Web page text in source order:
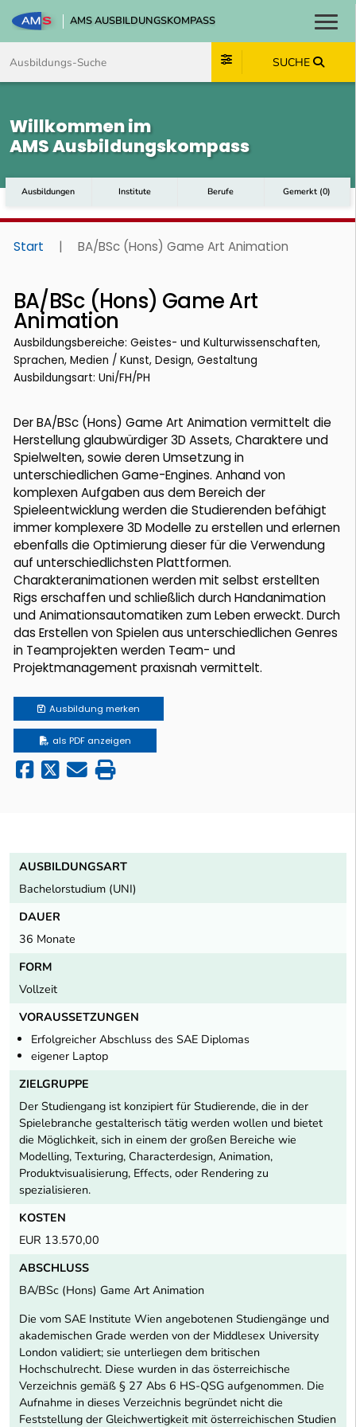
AMS AUSBILDUNGSKOMPASS
SUCHE
Willkommen im
AMS Ausbildungskompass
Ausbildungen Institute Berufe Gemerkt (0)
Start | BA/BSc (Hons) Game Art Animation
BA/BSc (Hons) Game Art
Animation
Ausbildungsbereiche: Geistes- und Kulturwissenschaften,
Sprachen, Medien / Kunst, Design, Gestaltung
Ausbildungsart: Uni/FH/PH
Der BA/BSc (Hons) Game Art Animation vermittelt die
Herstellung glaubwürdiger 3D Assets, Charaktere und
Spielwelten, sowie deren Umsetzung in
unterschiedlichen Game-Engines. Anhand von
komplexen Aufgaben aus dem Bereich der
Spieleentwicklung werden die Studierenden befähigt
immer komplexere 3D Modelle zu erstellen und erlernen
ebenfalls die Optimierung dieser für die Verwendung
auf unterschiedlichsten Plattformen.
Charakteranimationen werden mit selbst erstellten
Rigs erschaffen und schließlich durch Handanimation
und Animationsautomatiken zum Leben erweckt. Durch
das Erstellen von Spielen aus unterschiedlichen Genres
in Teamprojekten werden Team- und
Projektmanagement praxisnah vermittelt.
Ausbildung merken
als PDF anzeigen
AUSBILDUNGSART
Bachelorstudium (UNI)
DAUER
36 Monate
FORM
Vollzeit
VORAUSSETZUNGEN
Erfolgreicher Abschluss des SAE Diplomas
eigener Laptop
ZIELGRUPPE
Der Studiengang ist konzipiert für Studierende, die in der
Spielebranche gestalterisch tätig werden wollen und bietet
die Möglichkeit, sich in einem der großen Bereiche wie
Modelling, Texturing, Characterdesign, Animation,
Produktvisualisierung, Effects, oder Rendering zu
spezialisieren.
KOSTEN
EUR 13.570,00
ABSCHLUSS
BA/BSc (Hons) Game Art Animation
Die vom SAE Institute Wien angebotenen Studiengänge und
akademischen Grade werden von der Middlesex University
London validiert; sie unterliegen dem britischen
Hochschulrecht. Diese wurden in das österreichische
Verzeichnis gemäß § 27 Abs 6 HS-QSG aufgenommen. Die
Aufnahme in dieses Verzeichnis begründet nicht die
Feststellung der Gleichwertigkeit mit österreichischen Studien